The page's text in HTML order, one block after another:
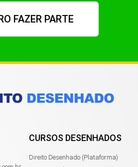
FAZER PARTE
CURSOS DESENHADOS
Direito Desenhado (Plataforma)